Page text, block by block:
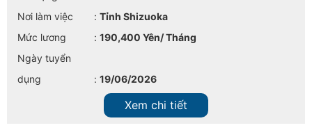
Nơi làm việc
: Tỉnh Shizuoka
Mức lương
: 190,400 Yên/ Tháng
Ngày tuyển
dụng
: 19/06/2026
Xem chi tiết